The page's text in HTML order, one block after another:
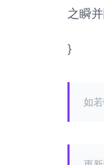
之瞬
}
如